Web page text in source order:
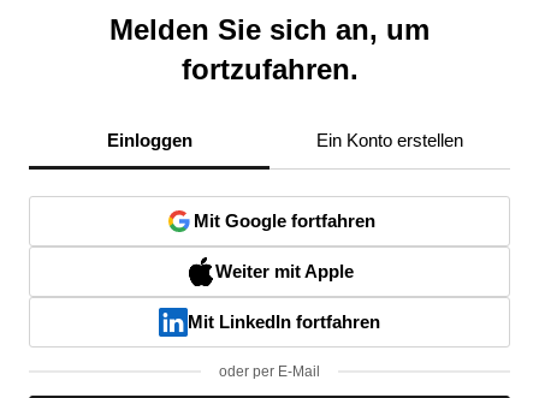
Melden Sie sich an, um
fortzufahren.
Einloggen Ein Konto erstellen
Mit Google fortfahren
Weiter mit Apple
Mit LinkedIn fortfahren
oder per E-Mail